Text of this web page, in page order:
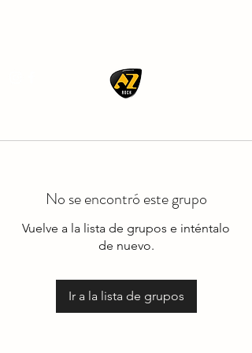
No se encontró este grupo
Vuelve a la lista de grupos e inténtalo
de nuevo.
Ir a la lista de grupos